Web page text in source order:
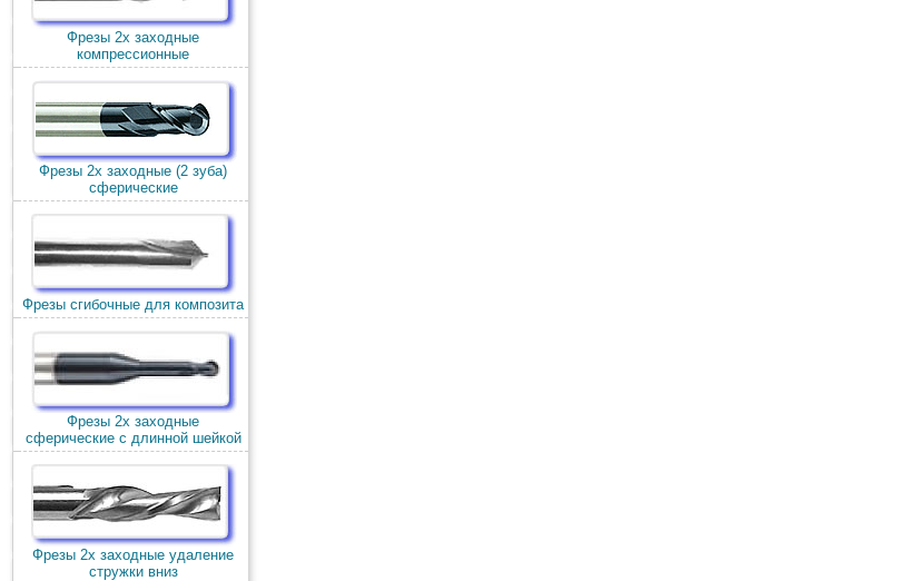
Фрезы 2х заходные
компрессионные
Фрезы 2х заходные (2 зуба)
сферические
Фрезы сгибочные для композита
Фрезы 2х заходные
сферические с длинной шейкой
Фрезы 2х заходные удаление
стружки вниз